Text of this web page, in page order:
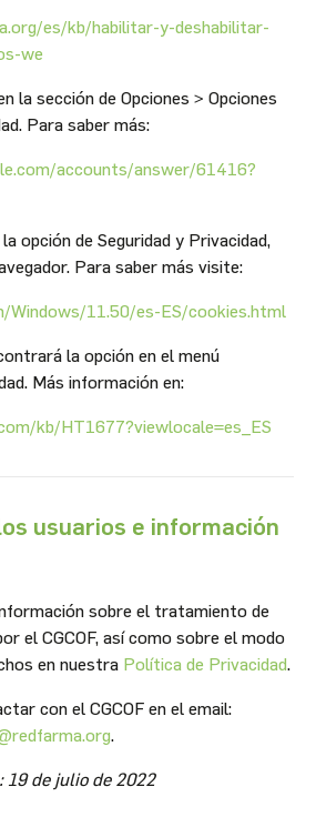
es/kb/habilitar-y-deshabilitar-
we
la sección de Opciones > Opciones
Para saber más:
accounts/answer/61416?
opción de Seguridad y Privacidad,
Para saber más visite:
Windows/11.50/es-ES/cookies.html
la opción en el menú
Más información en:
kb/HT1677?viewlocale=es_ES
usuarios e información
sobre el tratamiento de
el CGCOF, así como sobre el modo
en nuestra Política de Privacidad.
con el CGCOF en el email:
.
19 de julio de 2022